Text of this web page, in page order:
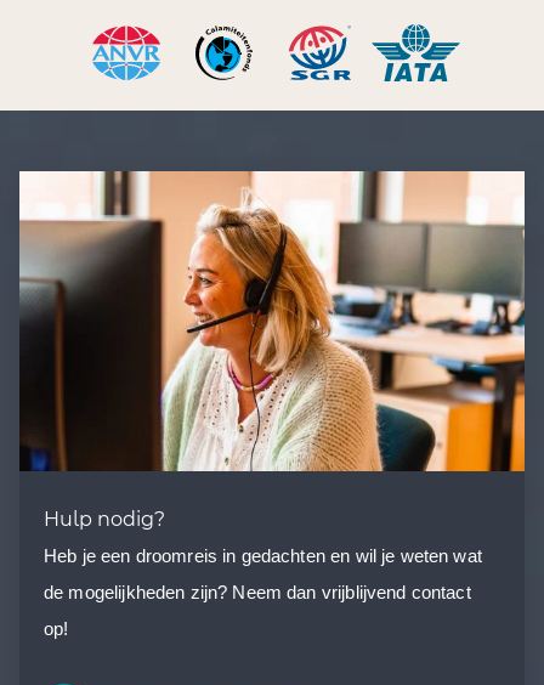
Hulp nodig?
Heb je een droomreis in gedachten en wil je weten wat
de mogelijkheden zijn? Neem dan vrijblijvend contact
op!